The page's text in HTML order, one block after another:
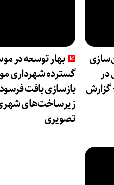
در
گزارش
بهار توسعه در
گسترده شهرداری
بازسازی بافت
زیرساخت‌های
تصویری